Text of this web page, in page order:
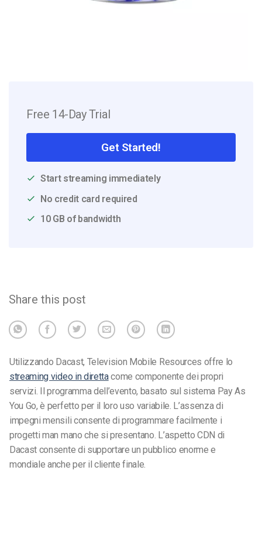
Free 14-Day Trial
Get Started!
Start streaming immediately
No credit card required
10 GB of bandwidth
Share this post
Utilizzando Dacast, Television Mobile Resources offre lo
streaming video in direttacome componente dei propri
servizi. Il programma dell’evento, basato sul sistema Pay As
You Go, è perfetto per il loro uso variabile. L’assenza di
impegni mensili consente di programmare facilmente i
progetti man mano che si presentano. L’aspetto CDN di
Dacast consente di supportare un pubblico enorme e
mondiale anche per il cliente finale.